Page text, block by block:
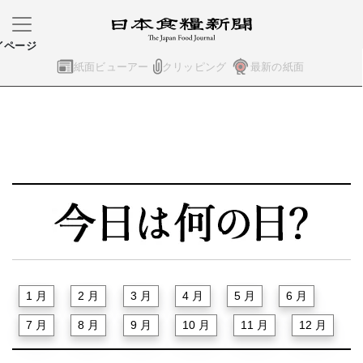
紙面ビューアー クリッピング 最新の紙面
ページ
1 月 2 月 3 月 4 月 5 月 6 月
7 月 8 月 9 月 10 月 11 月 12 月